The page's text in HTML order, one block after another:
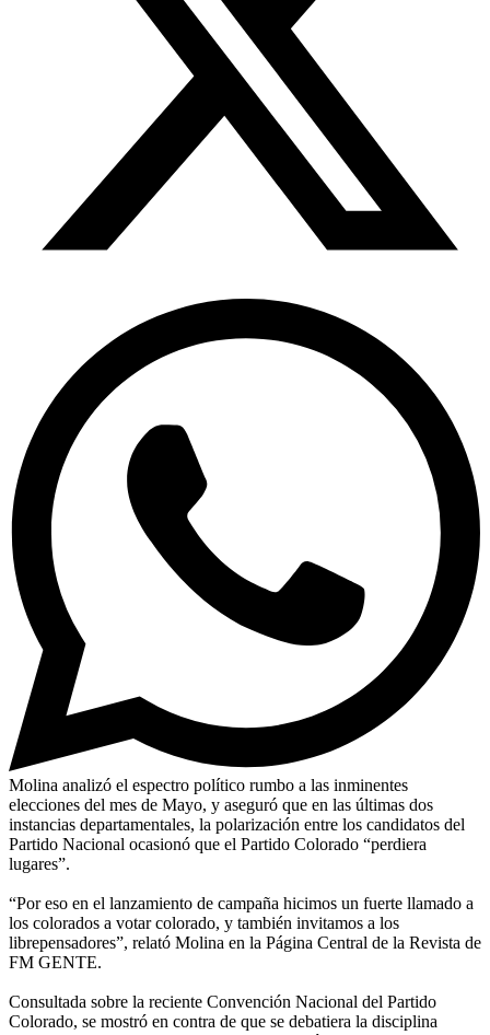
Molina analizó el espectro político rumbo a las inminentes
elecciones del mes de Mayo, y aseguró que en las últimas dos
instancias departamentales, la polarización entre los candidatos del
Partido Nacional ocasionó que el Partido Colorado “perdiera
lugares”.
“Por eso en el lanzamiento de campaña hicimos un fuerte llamado a
los colorados a votar colorado, y también invitamos a los
librepensadores”, relató Molina en la Página Central de la Revista de
FM GENTE.
Consultada sobre la reciente Convención Nacional del Partido
Colorado, se mostró en contra de que se debatiera la disciplina